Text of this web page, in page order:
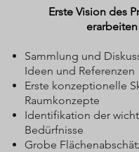
Erste Vision des
erarbeiten
Sammlung und
Ideen und Referenzen
Erste konzeptionelle
Raumkonzepte
Identifikation der
Bedürfnisse
Grobe